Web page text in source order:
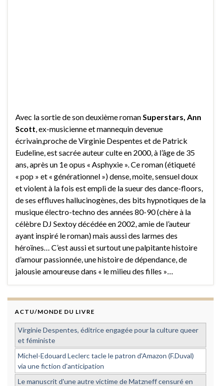
Avec la sortie de son deuxième roman Superstars, Ann
Scott , ex-musicienne et mannequin devenue
écrivain,proche de Virginie Despentes et de Patrick
Eudeline, est sacrée auteur culte en 2000, à l’âge de 35
ans, après un 1e opus « Asphyxie ». Ce roman (étiqueté
« pop » et « générationnel ») dense, moite, sensuel doux
et violent à la fois est empli de la sueur des dance-floors,
de ses effluves hallucinogènes, des bits hypnotiques de la
musique électro-techno des années 80-90 (chère à la
célèbre DJ Sextoy décédée en 2002, amie de l’auteur
ayant inspiré le roman) mais aussi des larmes des
héroïnes… C’est aussi et surtout une palpitante histoire
d’amour passionnée, une histoire de dépendance, de
jalousie amoureuse dans « le milieu des filles »…
ACTU/MONDE DU LIVRE
Virginie Despentes, éditrice engagée pour la culture queer
et féministe
Michel-Edouard Leclerc tacle le patron d'Amazon (F.Duval)
via une fiction d'anticipation
Le manuscrit d'une autre victime de Matzneff censuré en